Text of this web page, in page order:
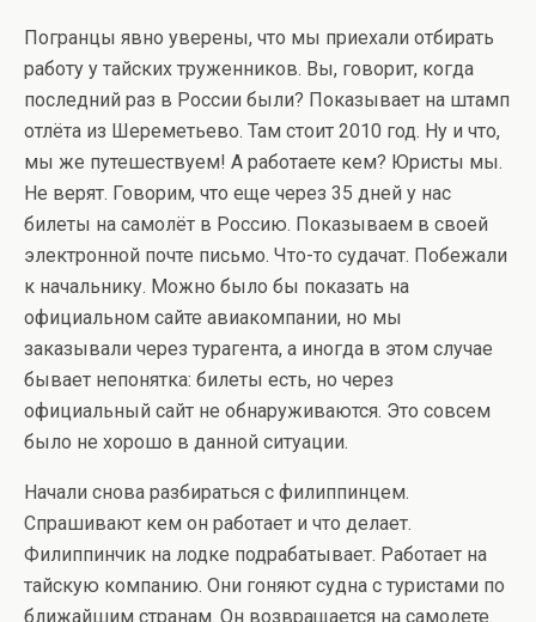
Погранцы явно уверены, что мы приехали отбирать
работу у тайских труженников. Вы, говорит, когда
последний раз в России были? Показывает на штамп
отлёта из Шереметьево. Там стоит 2010 год. Ну и что,
мы же путешествуем! А работаете кем? Юристы мы.
Не верят. Говорим, что еще через 35 дней у нас
билеты на самолёт в Россию. Показываем в своей
электронной почте письмо. Что-то судачат. Побежали
к начальнику. Можно было бы показать на
официальном сайте авиакомпании, но мы
заказывали через турагента, а иногда в этом случае
бывает непонятка: билеты есть, но через
официальный сайт не обнаруживаются. Это совсем
было не хорошо в данной ситуации.
Начали снова разбираться с филиппинцем.
Спрашивают кем он работает и что делает.
Филиппинчик на лодке подрабатывает. Работает на
тайскую компанию. Они гоняют судна с туристами по
ближайшим странам. Он возвращается на самолете.